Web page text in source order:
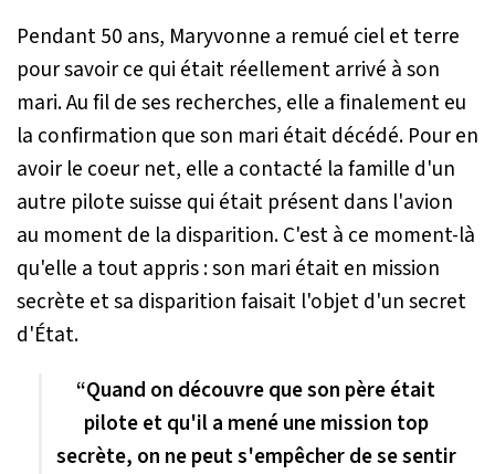
Pendant 50 ans, Maryvonne a remué ciel et terre
pour savoir ce qui était réellement arrivé à son
mari. Au fil de ses recherches, elle a finalement eu
la confirmation que son mari était décédé. Pour en
avoir le coeur net, elle a contacté la famille d'un
autre pilote suisse qui était présent dans l'avion
au moment de la disparition. C'est à ce moment-là
qu'elle a tout appris : son mari était en mission
secrète et sa disparition faisait l'objet d'un secret
d'État.
“Quand on découvre que son père était
pilote et qu'il a mené une mission top
secrète, on ne peut s'empêcher de se sentir